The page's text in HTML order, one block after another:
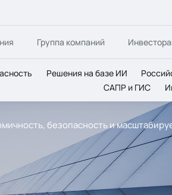
Группа компаний
Решения на базе ИИ
САПР и ГИС
безопасность и